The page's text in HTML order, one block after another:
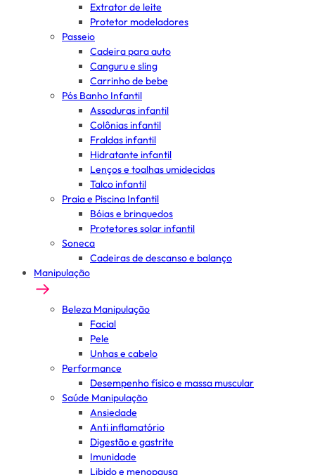
Extrator de leite
Protetor modeladores
Passeio
Cadeira para auto
Canguru e sling
Carrinho de bebe
Pós Banho Infantil
Assaduras infantil
Colônias infantil
Fraldas infantil
Hidratante infantil
Lenços e toalhas umidecidas
Talco infantil
Praia e Piscina Infantil
Bóias e brinquedos
Protetores solar infantil
Soneca
Cadeiras de descanso e balanço
Manipulação
Beleza Manipulação
Facial
Pele
Unhas e cabelo
Performance
Desempenho físico e massa muscular
Saúde Manipulação
Ansiedade
Anti inflamatório
Digestão e gastrite
Imunidade
Libido e menopausa